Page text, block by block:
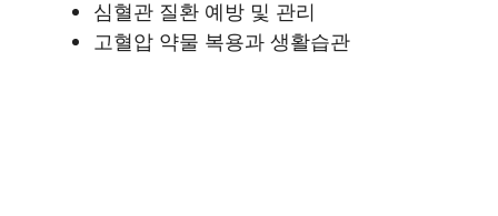
심혈관 질환 예방 및 관리
고혈압 약물 복용과 생활습관